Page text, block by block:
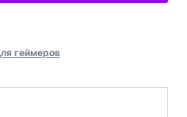
геймеров